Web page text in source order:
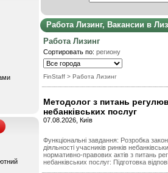
Работа Лизинг, Вакансии в
Работа Лизинг
Сортировать по: региону
FinStaff > Работа Лизинг
Методолог з питань
небанківських послуг
07.08.2026, Київ
Функціональні завдання: Розробка
діяльності учасників ринків
нормативно-правових актів з питань
небанківських послуг: Підготовка